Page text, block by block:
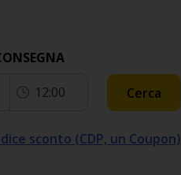
12:00 Cerca
sconto (CDP, un Coupon)